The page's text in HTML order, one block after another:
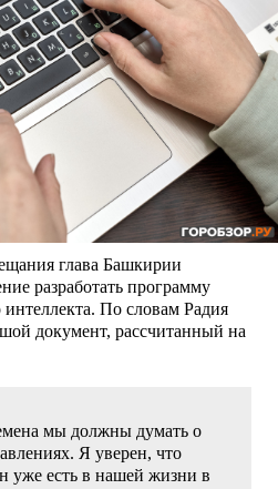
глава Башкирии
разработать программу
интеллекта. По словам Радия
документ, рассчитанный на
мы должны думать о
Я уверен, что
есть в нашей жизни в